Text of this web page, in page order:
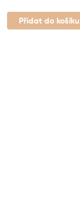
Přidat do košíku